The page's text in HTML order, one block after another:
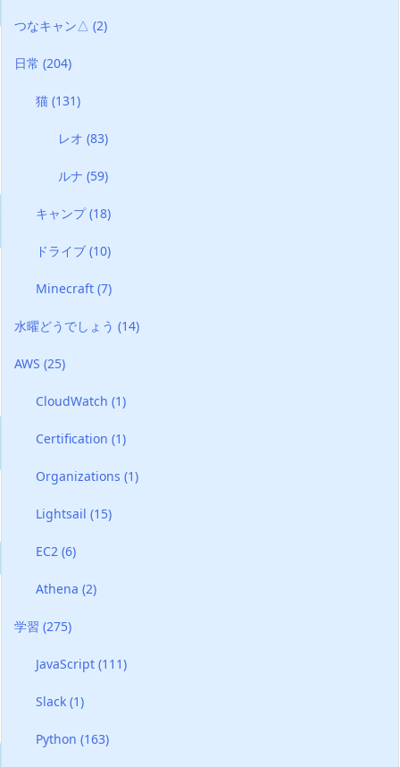
つなキャン△ (2)
日常 (204)
猫(131)
レオ (83)
ルナ (59)
キャンプ(18)
ドライブ(10)
Minecraft(7)
水曜どうでしょう (14)
AWS (25)
CloudWatch(1)
Certification(1)
Organizations(1)
Lightsail(15)
EC2(6)
Athena(2)
学習 (275)
JavaScript(111)
Slack(1)
Python(163)